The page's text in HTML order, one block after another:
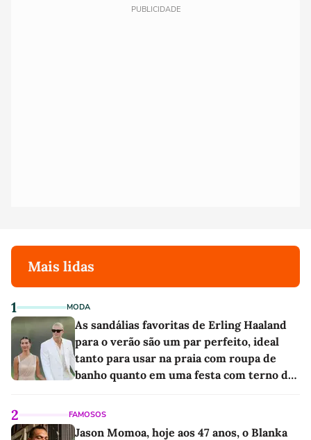
PUBLICIDADE
Mais lidas
1 MODA
As sandálias favoritas de Erling Haaland
para o verão são um par perfeito, ideal
tanto para usar na praia com roupa de
banho quanto em uma festa com terno de
2 FAMOSOS
Jason Momoa, hoje aos 47 anos, o Blanka